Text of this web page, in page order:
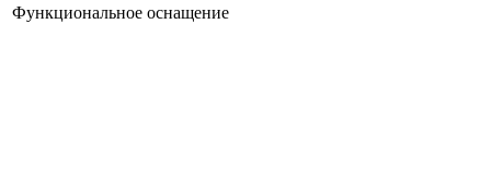
Функциональное оснащение